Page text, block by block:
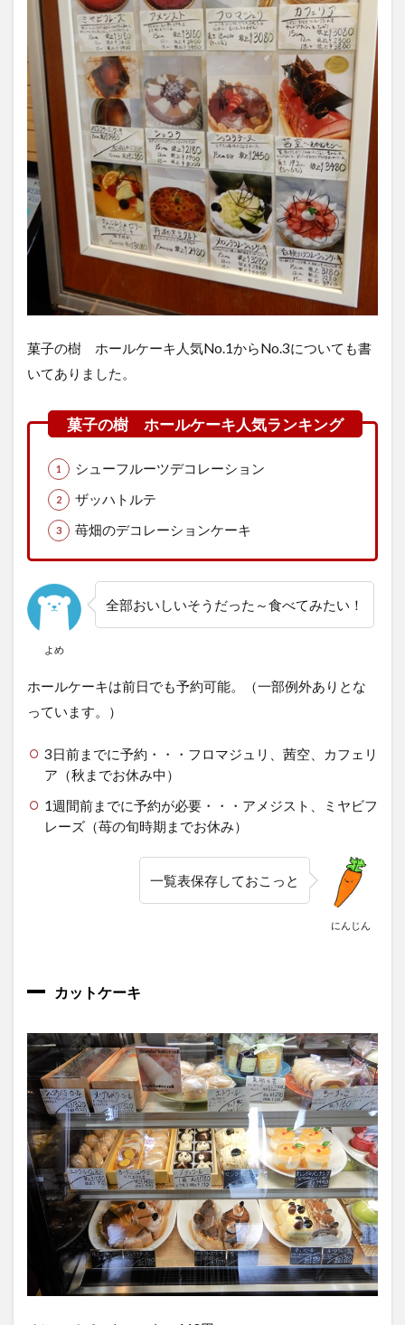
菓子の樹 ホールケーキ人気No.1からNo.3についても書
いてありました。
シューフルーツデコレーション
ザッハトルテ
苺畑のデコレーションケーキ
よめ
全部おいしいそうだった～食べてみたい！
ホールケーキは前日でも予約可能。（一部例外ありとな
っています。）
3日前までに予約・・・フロマジュリ、茜空、カフェリ
ア（秋までお休み中）
1週間前までに予約が必要・・・アメジスト、ミヤビフ
レーズ（苺の旬時期までお休み）
にんじん
一覧表保存しておこっと
カットケーキ